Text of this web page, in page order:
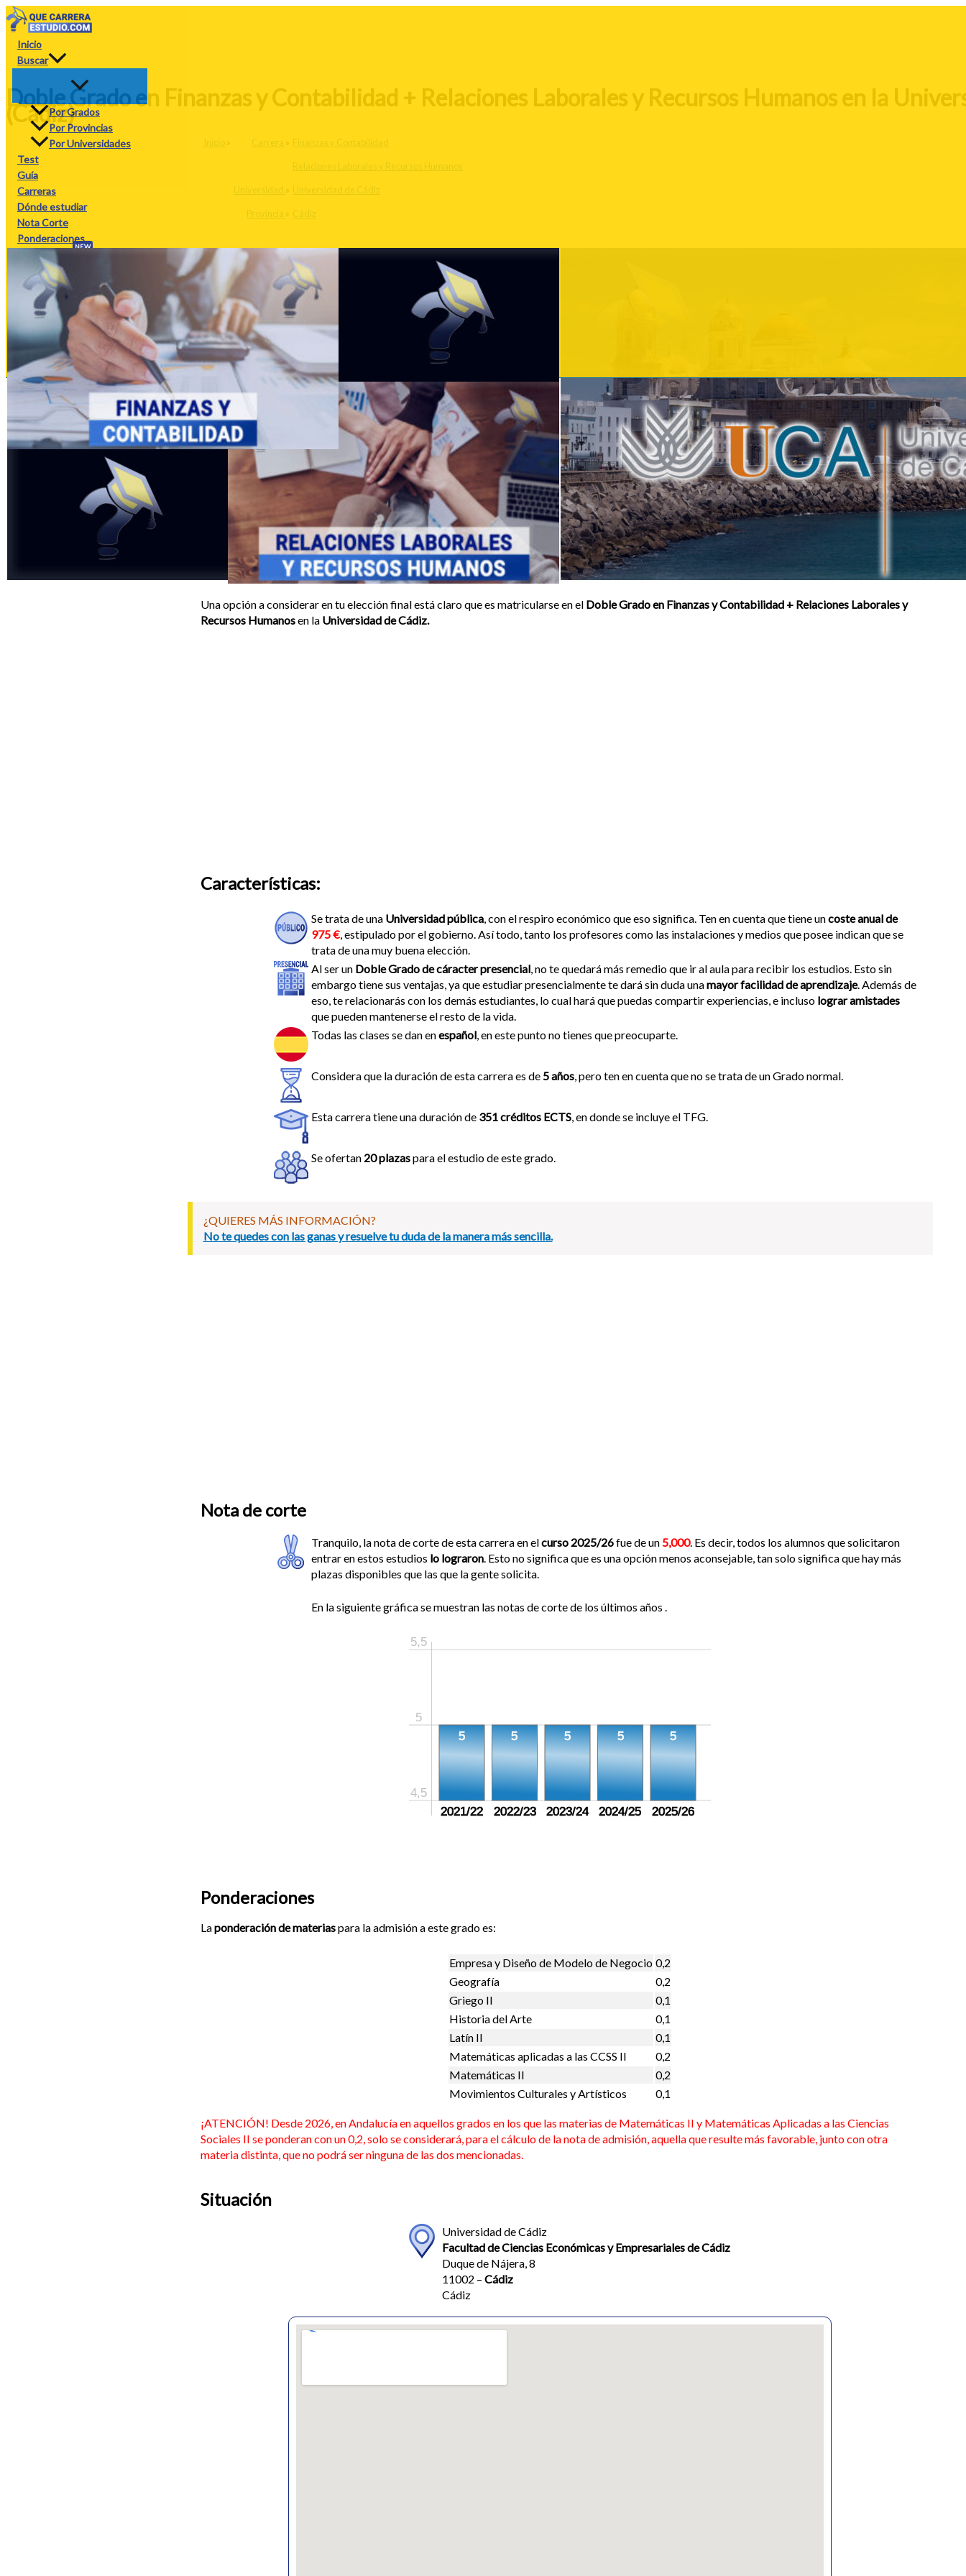
Ir
al
contenido
Inicio
Buscar
Por Grados
Por Provincias
Por Universidades
Test
Guía
Carreras
Dónde estudiar
Nota Corte
Ponderaciones
Calculadora
NEW
PAU
PAU26
La Nota de Admisión
Tipos de
Bachillerato
Doble Grado en Finanzas y Contabilidad + Relaciones Laborales y Recursos Humanos en la
(Cádiz)
Inicio Carrera Finanzas y Contabilidad
Relaciones Laborales y Recursos Humanos
Universidad Universidad de Cádiz
Provincia Cádiz
Una opción a considerar en tu elección final está claro que es matricularse en el Doble Grado en Finanzas y Contabilidad + Relaciones Laborales y
Recursos Humanosen la Universidad de Cádiz.
Características:
Se trata de una Universidad pública , con el respiro económico que eso significa. Ten en cuenta que tiene uncoste anual de
975 € , estipulado por el gobierno. Así todo, tanto los profesores como las instalaciones y medios que posee indican que se
trata de una muy buena elección.
Al ser un Doble Grado de cáracter presencial , no te quedará más remedio que ir al aula para recibir los estudios. Esto sin
embargo tiene sus ventajas, ya que estudiar presencialmente te dará sin duda unamayor facilidad de aprendizaje. Además de
eso, te relacionarás con los demás estudiantes, lo cual hará que puedas compartir experiencias, e incluso lograr amistades
que pueden mantenerse el resto de la vida.
Todas las clases se dan enespañol , en este punto no tienes que preocuparte.
Considera que la duración de esta carrera es de 5 años , pero ten en cuenta que no se trata de un Grado normal.
Esta carrera tiene una duración de 351 créditos ECTS , en donde se incluye el TFG.
Se ofertan 20 plazaspara el estudio de este grado.
¿QUIERES MÁS INFORMACIÓN?
No te quedes con las ganas y resuelve tu duda de la manera más sencilla.
Nota de corte
Tranquilo, la nota de corte de esta carrera en elcurso 2025/26fue de un 5,000. Es decir, todos los alumnos que solicitaron
entrar en estos estudios lo lograron . Esto no significa que es una opción menos aconsejable, tan solo significa que hay más
plazas disponibles que las que la gente solicita.
En la siguiente gráfica se muestran las notas de corte de los últimos años .
5,5
4,5
5
5
5 5 5 5
2021/22 2022/23 2023/24 2024/25 2025/26
Ponderaciones
Laponderación de materiaspara la admisión a este grado es:
Empresa y Diseño de Modelo de Negocio 0,2
Geografía
0,2
Griego II
0,1
Historia del Arte
0,1
Latín II
0,1
Matemáticas aplicadas a las CCSS II
0,2
Matemáticas II
0,2
Movimientos Culturales y Artísticos
0,1
¡ATENCIÓN! Desde 2026, en Andalucía en aquellos grados en los que las materias de Matemáticas II y Matemáticas Aplicadas a las Ciencias
Sociales II se ponderan con un 0,2, solo se considerará, para el cálculo de la nota de admisión, aquella que resulte más favorable, junto con otra
materia distinta, que no podrá ser ninguna de las dos mencionadas.
Situación
Universidad de Cádiz
Facultad de Ciencias Económicas y Empresariales de Cádiz
Duque de Nájera, 8
11002 – Cádiz
Cádiz